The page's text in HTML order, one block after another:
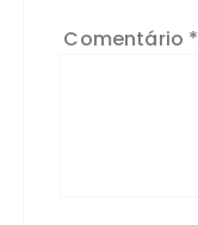
Comentário *